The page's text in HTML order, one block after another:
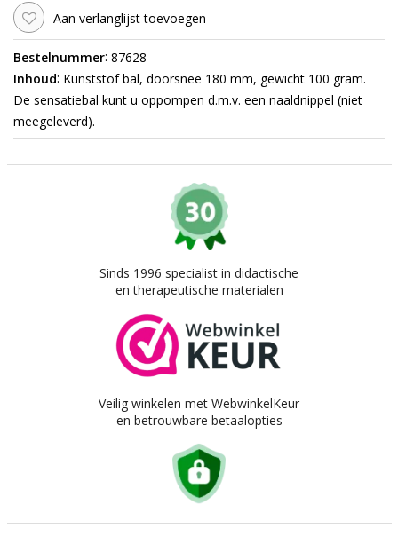
Aan verlanglijst toevoegen
Bestelnummer: 87628
Inhoud: Kunststof bal, doorsnee 180 mm, gewicht 100 gram.
De sensatiebal kunt u oppompen d.m.v. een naaldnippel (niet
meegeleverd).
Sinds 1996 specialist in didactische
en therapeutische materialen
Veilig winkelen met WebwinkelKeur
en betrouwbare betaalopties